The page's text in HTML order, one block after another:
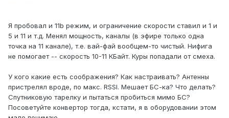
Я пробовал и 11b режим, и ограничение скорости ставил и 1 и
5 и 11 и т.д. Менял мощность, каналы (в эфире только одна
точка на 11 канале), т.е. вай-фай вообщем-то чистый. Нифига
не помогает -- скорость 10-11 КБайт. Куры попадали от смеха.
У кого какие есть соображения? Как настраивать? Антенны
пристрелял вроде, по макс. RSSI. Мешает БС-ка? Что делать?
Спутниковую тарелку и пытаться пробиться мимо БС?
Посоветуйте конвертор тогда, кстати, я в оборудовании этом